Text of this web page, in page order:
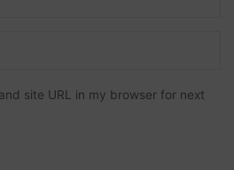
site URL in my browser for next